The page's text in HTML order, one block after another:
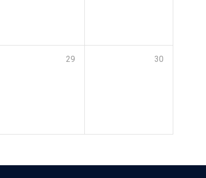
29 30